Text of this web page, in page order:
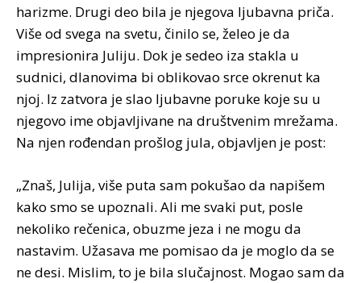
harizme. Drugi deo bila je njegova ljubavna priča.
Više od svega na svetu, činilo se, želeo je da
impresionira Juliju. Dok je sedeo iza stakla u
sudnici, dlanovima bi oblikovao srce okrenut ka
njoj. Iz zatvora je slao ljubavne poruke koje su u
njegovo ime objavljivane na društvenim mrežama.
Na njen rođendan prošlog jula, objavljen je post:
„Znaš, Julija, više puta sam pokušao da napišem
kako smo se upoznali. Ali me svaki put, posle
nekoliko rečenica, obuzme jeza i ne mogu da
nastavim. Užasava me pomisao da je moglo da se
ne desi. Mislim, to je bila slučajnost. Mogao sam da